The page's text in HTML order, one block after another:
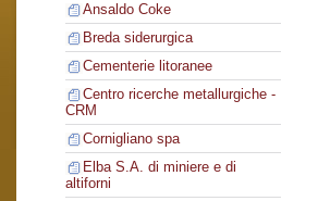
Ansaldo Coke
Breda siderurgica
Cementerie litoranee
Centro ricerche metallurgiche -
CRM
Cornigliano spa
Elba S.A. di miniere e di
altiforni